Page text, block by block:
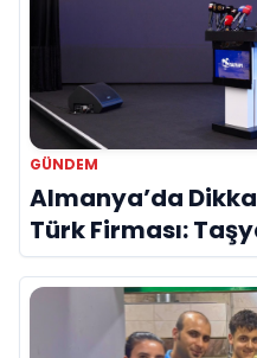
GÜNDEM
Almanya’da
Türk Firması: